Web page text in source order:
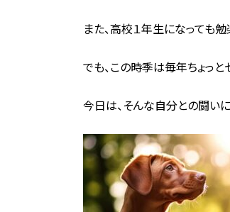
また、高校１年生になっても
でも、この時季は毎年ちょっ
今日は、そんな自分との闘い